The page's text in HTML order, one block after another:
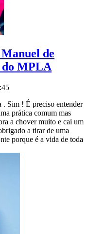
de
do MPLA
. Sim ! É preciso entender
prática comum mas
a chover muito e cai um
a tirar de uma
porque é a vida de toda